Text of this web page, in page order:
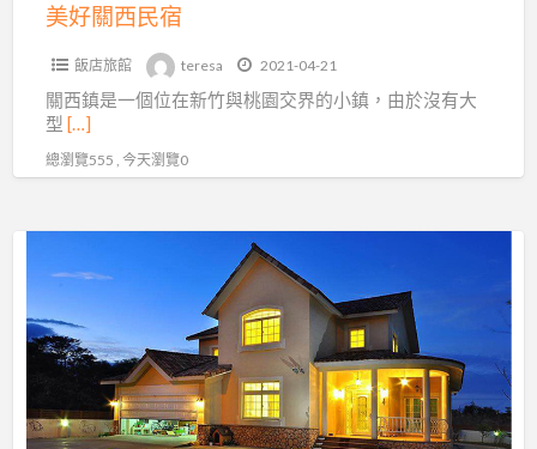
美好關西民宿
飯店旅館 teresa 2021-04-21
關西鎮是一個位在新竹與桃園交界的小鎮，由於沒有大
型 […]
總瀏覽555 , 今天瀏覽0
庭
園
宿